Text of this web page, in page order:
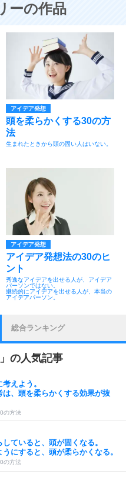
ーの作品
アイデア発想
頭を柔らかくする30の方
法
生まれたときから頭の固い人はいない。
アイデア発想
アイデア発想法の30のヒ
ント
秀逸なアイデアを出せる人が、アイデア
パーソンではない。
継続的にアイデアを出せる人が、本当の
アイデアパーソン。
総合ランキング
」の人気記事
えよう。
は、頭を柔らかくする効果が抜
の方法
ていると、頭が固くなる。
にすると、頭が柔らかくなる。
の方法